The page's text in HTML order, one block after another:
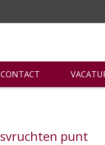
CONTACT
punt